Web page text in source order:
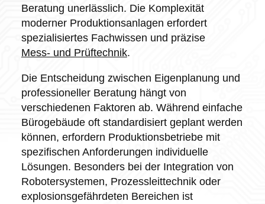
Beratung unerlässlich. Die Komplexität
moderner Produktionsanlagen erfordert
spezialisiertes Fachwissen und präzise
Mess- und Prüftechnik.
Die Entscheidung zwischen Eigenplanung und
professioneller Beratung hängt von
verschiedenen Faktoren ab. Während einfache
Bürogebäude oft standardisiert geplant werden
können, erfordern Produktionsbetriebe mit
spezifischen Anforderungen individuelle
Lösungen. Besonders bei der Integration von
Robotersystemen, Prozessleittechnik oder
explosionsgefährdeten Bereichen ist